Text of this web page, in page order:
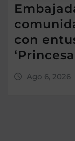
con
Ago 6, 2026